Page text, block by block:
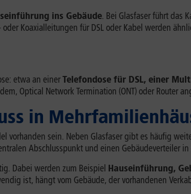
ins Gebäude. Bei Glasfaser führt das
Koaxialleitungen für DSL oder Kabel werden
etwa an einerTelefondose für DSL, einer
Optical Network Termination (ONT) oder Router
in
vorhanden sein. Neben Glasfaser gibt es häufig
Abschlusspunkt und einen Gebäudeverteiler
Dabei werden zum Beispiel Hauseinführung,
ist, hängt vom Gebäude, der vorhandenen